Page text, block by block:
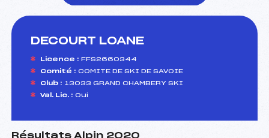
DECOURT LOANE
Licence : FFS2660344
Comité : COMITE DE SKI DE SAVOIE
Club : 13033 GRAND CHAMBERY SKI
Val. Lic. : Oui
Résultats Alpin 2020